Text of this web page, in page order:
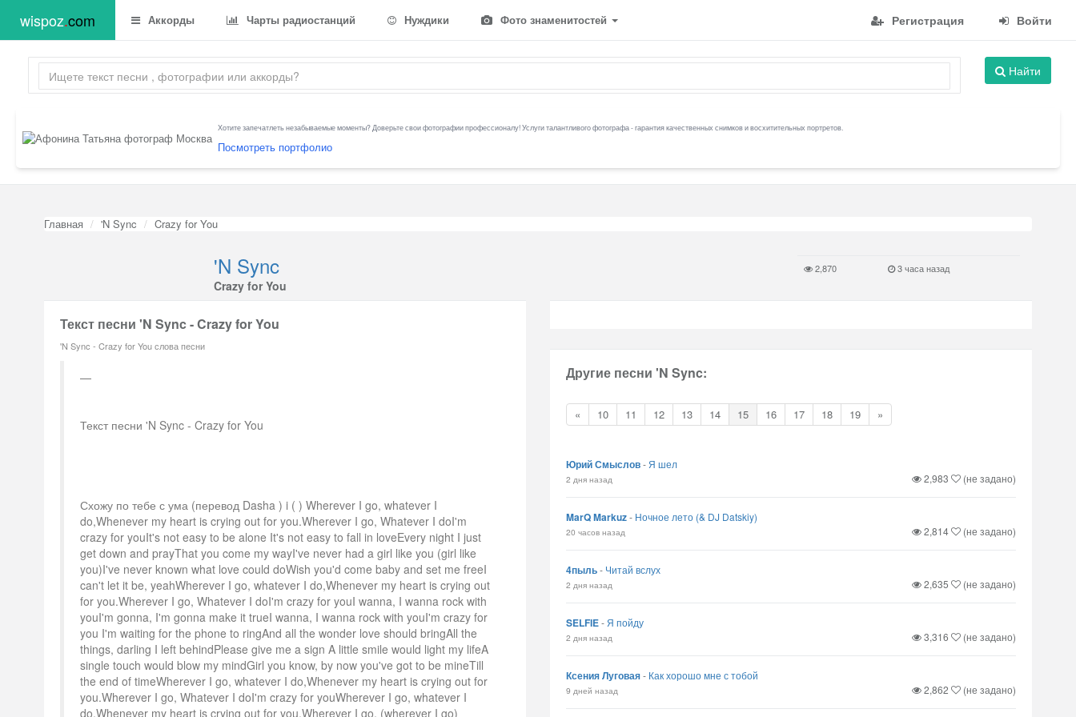
wispoz.com Аккорды Чарты радиостанций Нуждики Фото знаменитостей Регистрация Войти
Найти
Хотите запечатлеть незабываемые моменты? Доверьте свои фотографии профессионалу! Услуги талантливого фотографа - гарантия качественных снимков и восхитительных портретов.
Посмотреть портфолио
Главная 'N Sync Crazy for You
'N Sync
Crazy for You
2,870 3 часа назад
Текст песни 'N Sync - Crazy for You
'N Sync - Crazy for You слова песни
Текст песни 'N Sync - Crazy for You
Схожу по тебе с ума (перевод Dasha ) i ( ) Wherever I go, whatever I
do,Whenever my heart is crying out for you.Wherever I go, Whatever I doI'm
crazy for youIt's not easy to be alone It's not easy to fall in loveEvery night I just
get down and prayThat you come my wayI've never had a girl like you (girl like
you)I've never known what love could doWish you'd come baby and set me freeI
can't let it be, yeahWherever I go, whatever I do,Whenever my heart is crying out
for you.Wherever I go, Whatever I doI'm crazy for youI wanna, I wanna rock with
youI'm gonna, I'm gonna make it trueI wanna, I wanna rock with youI'm crazy for
you I'm waiting for the phone to ringAnd all the wonder love should bringAll the
things, darling I left behindPlease give me a sign A little smile would light my lifeA
single touch would blow my mindGirl you know, by now you've got to be mineTill
the end of timeWherever I go, whatever I do,Whenever my heart is crying out for
you.Wherever I go, Whatever I doI'm crazy for youWherever I go, whatever I
do,Whenever my heart is crying out for you.Wherever I go, (wherever I go)
Другие песни 'N Sync:
« 10 11 12 13 14 15 16 17 18 19 »
Юрий Смыслов- Я шел
2 дня назад 2,983 (не задано)
MarQ Markuz- Ночное лето (& DJ Datskiy)
20 часов назад 2,814 (не задано)
4пыль- Читай вслух
2 дня назад 2,635 (не задано)
SELFIE- Я пойду
2 дня назад 3,316 (не задано)
Ксения Луговая- Как хорошо мне с тобой
9 дней назад 2,862 (не задано)